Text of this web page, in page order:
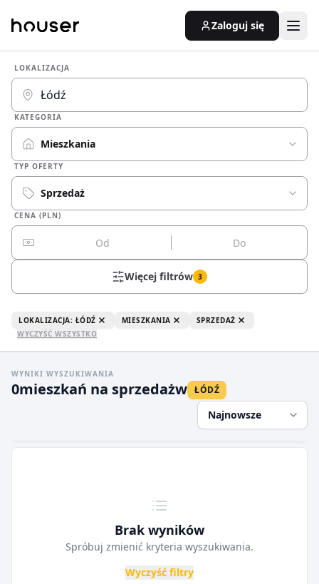
Zaloguj się
LOKALIZACJA
KATEGORIA
Mieszkania
TYP OFERTY
Sprzedaż
CENA (PLN)
Więcej filtrów 3
LOKALIZACJA: ŁÓDŹ MIESZKANIA
SPRZEDAŻ
WYCZYŚĆ WSZYSTKO
WYNIKI WYSZUKIWANIA
0mieszkań na sprzedażw ŁÓDŹ
Najnowsze
Brak wyników
Spróbuj zmienić kryteria wyszukiwania.
Wyczyść filtry